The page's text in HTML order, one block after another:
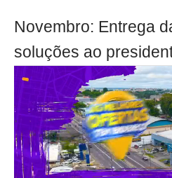
Novembro: Entrega
soluções ao